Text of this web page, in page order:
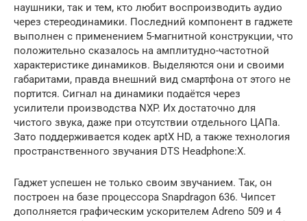
наушники, так и тем, кто любит воспроизводить аудио
через стереодинамики. Последний компонент в гаджете
выполнен с применением 5-магнитной конструкции, что
положительно сказалось на амплитудно-частотной
характеристике динамиков. Выделяются они и своими
габаритами, правда внешний вид смартфона от этого не
портится. Сигнал на динамики подаётся через
усилители производства NXP. Их достаточно для
чистого звука, даже при отсутствии отдельного ЦАПа.
Зато поддерживается кодек aptX HD, а также технология
пространственного звучания DTS Headphone:X.
Гаджет успешен не только своим звучанием. Так, он
построен на базе процессора Snapdragon 636. Чипсет
дополняется графическим ускорителем Adreno 509 и 4